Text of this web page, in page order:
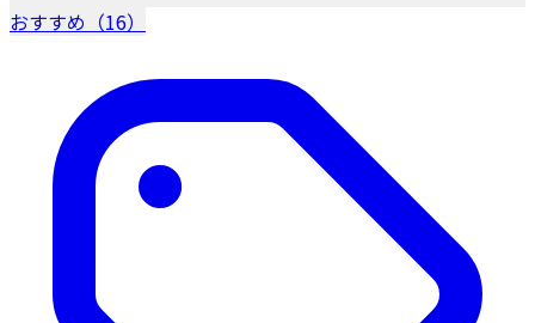
おすすめ（16）